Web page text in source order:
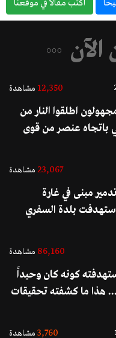
أكتب مقالاً في موقعناً
الآن
12,350 مشاهدة
اطلقوا النار من
باتجاه عنصر من قوى
23,067 مشاهدة
مبنى في غارة
استهدفت بلدة السفري
86,160 مشاهدة
كونه كان وحيداً
هذا ما كشفته تحقيقات
3,760 مشاهدة